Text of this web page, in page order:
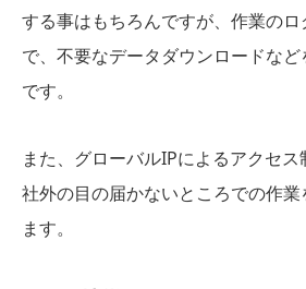
する事はもちろんですが、作業の
で、不要なデータダウンロードな
です。
また、グローバルIPによるアクセス
社外の目の届かないところでの作
ます。